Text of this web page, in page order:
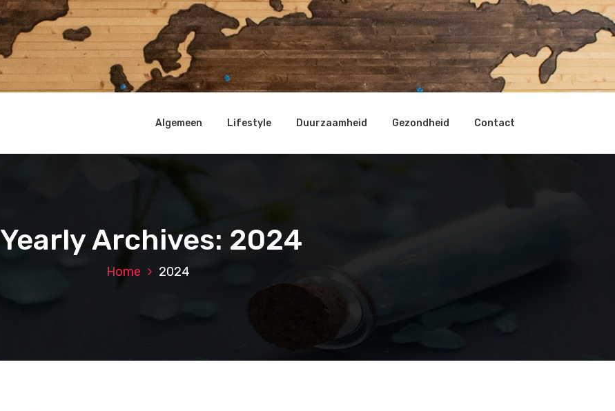
Algemeen Lifestyle Duurzaamheid Gezondheid Contact
Yearly Archives: 2024
Home 2024